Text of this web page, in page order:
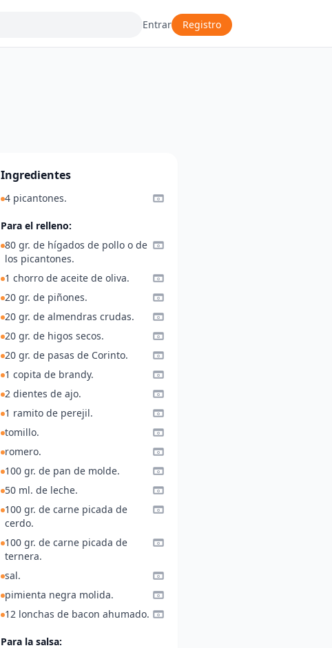
Entrar Registro
Ingredientes
4 picantones.
Para el relleno:
80 gr. de hígados de pollo o de
los picantones.
1 chorro de aceite de oliva.
20 gr. de piñones.
20 gr. de almendras crudas.
20 gr. de higos secos.
20 gr. de pasas de Corinto.
1 copita de brandy.
2 dientes de ajo.
1 ramito de perejil.
tomillo.
romero.
100 gr. de pan de molde.
50 ml. de leche.
100 gr. de carne picada de
cerdo.
100 gr. de carne picada de
ternera.
sal.
pimienta negra molida.
12 lonchas de bacon ahumado.
Para la salsa: